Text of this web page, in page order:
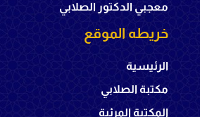
معجبي الدكتور الصلابي
خريطه الموقع
الرئيسية
مكتبة الصلابي
المكتبة المرئية